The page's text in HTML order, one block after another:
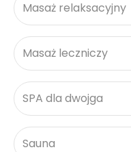
Masaż relaksacyjny
Masaż leczniczy
SPA dla dwojga
Sauna